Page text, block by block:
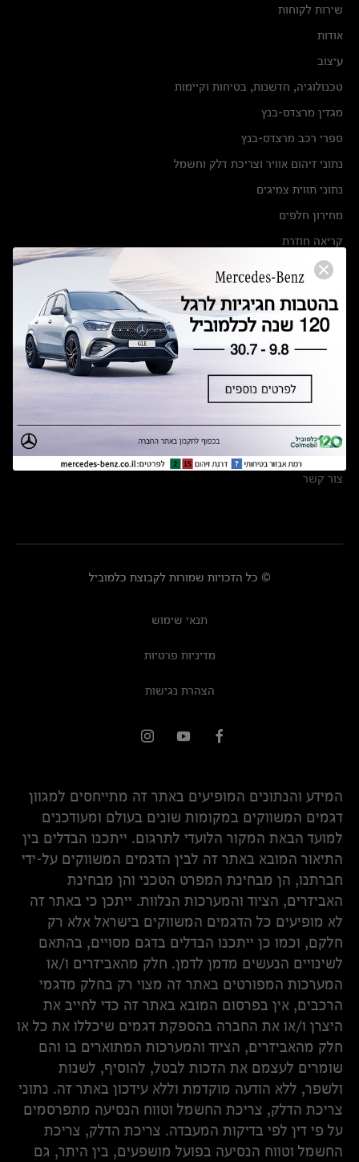
שירות לקוחות
אודות
עיצוב
טכנולוגיה, חדשנות, בטיחות וקיימות
מגזין מרצדס-בנץ
ספרי רכב מרצדס-בנץ
נתוני זיהום אוויר וצריכת דלק וחשמל
נתוני תווית צמיגים
מחירון חלפים
קריאה חוזרת
הודעה על הטבות לרכבי מרצדס בהסדר פשרה בתצ 56447-02-19
תקנון ימי מכירות 120 לכלמוביל
מצאו אותנו
אולמות תצוגה
מרכזי שירות
צור קשר
© כל הזכויות שמורות לקבוצת כלמוביל
תנאי שימוש
מדיניות פרטיות
הצהרת נגישות
המידע והנתונים המופיעים באתר זה מתייחסים למגוון
דגמים המשווקים במקומות שונים בעולם ומעודכנים
למועד הבאת המקור הלועדי לתרגום. ייתכנו הבדלים בין
התיאור המובא באתר זה לבין הדגמים המשווקים על-ידי
חברתנו, הן מבחינת המפרט הטכני והן מבחינת
האביזרים, הציוד והמערכות הנלוות. ייתכן כי באתר זה
לא מופיעים כל הדגמים המשווקים בישראל אלא רק
חלקם, וכמו כן ייתכנו הבדלים בדגם מסויים, בהתאם
לשינויים הנעשים מדמן לדמן. חלק מהאביזרים ו/או
המערכות המפורטים באתר זה מצוי רק בחלק מדגמי
הרכבים, אין בפרסום המובא באתר זה כדי לחייב את
היצרן ו/או את החברה בהספקת דגמים שיכללו את כל או
חלק מהאביזרים, הציוד והמערכות המתוארים בו והם
שומרים לעצמם את הזכות לבטל, להוסיף, לשנות
ולשפר, ללא הודעה מוקדמת וללא עידכון באתר זה. נתוני
צריכת הדלק, צריכת החשמל וטווח הנסיעה מתפרסמים
על פי דין לפי בדיקות המעבדה. צריכת הדלק, צריכת
החשמל וטווח הנסיעה בפועל מושפעים, בין היתר, גם